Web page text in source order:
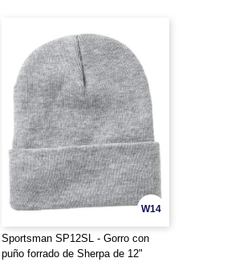
W14
Sportsman SP12SL - Gorro con
puño forrado de Sherpa de 12"